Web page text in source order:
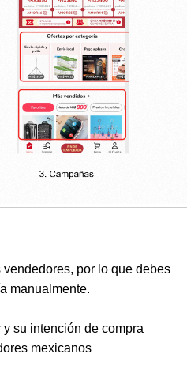
por lo que debes
manualmente.
su intención de compra
mexicanos